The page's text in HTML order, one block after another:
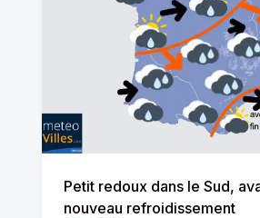
Petit redoux dans le Sud,
nouveau refroidissement